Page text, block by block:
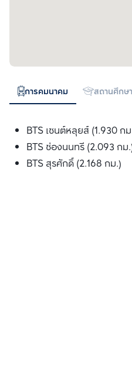
การคมนาคม สถานศึกษา
BTS เซนต์หลุยส์ (1.930 ก
BTS ช่องนนทรี (2.093 กม
BTS สุรศักดิ์ (2.168 กม.)